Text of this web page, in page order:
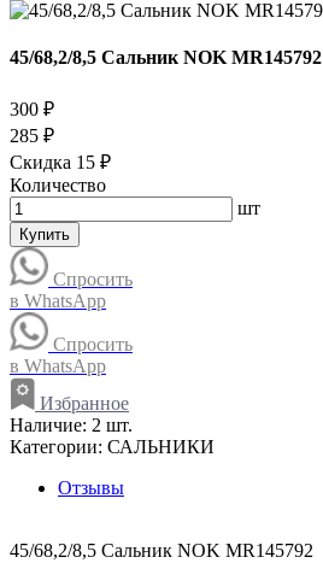
45/68,2/8,5 Сальник NOK MR145792
300 ₽
285 ₽
Скидка 15 ₽
Количество
шт
Купить
Спросить
в WhatsApp
Спросить
в WhatsApp
Избранное
Наличие: 2 шт.
Категории: САЛЬНИКИ
Отзывы
45/68,2/8,5 Сальник NOK MR145792